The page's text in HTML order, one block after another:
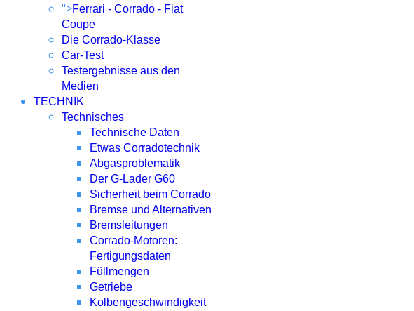
">Ferrari - Corrado - Fiat
Coupe
Die Corrado-Klasse
Car-Test
Testergebnisse aus den
Medien
TECHNIK
Technisches
Technische Daten
Etwas Corradotechnik
Abgasproblematik
Der G-Lader G60
Sicherheit beim Corrado
Bremse und Alternativen
Bremsleitungen
Corrado-Motoren:
Fertigungsdaten
Füllmengen
Getriebe
Kolbengeschwindigkeit